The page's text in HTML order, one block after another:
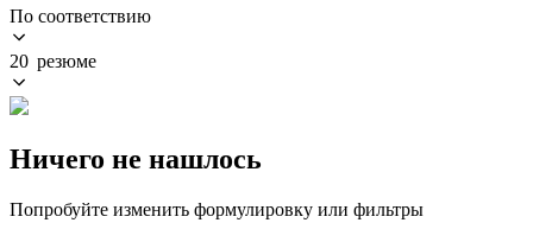
По соответствию
20 резюме
Ничего не нашлось
Попробуйте изменить формулировку или фильтры